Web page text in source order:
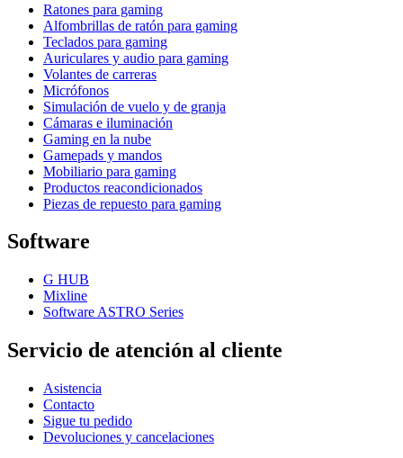
Ratones para gaming
Alfombrillas de ratón para gaming
Teclados para gaming
Auriculares y audio para gaming
Volantes de carreras
Micrófonos
Simulación de vuelo y de granja
Cámaras e iluminación
Gaming en la nube
Gamepads y mandos
Mobiliario para gaming
Productos reacondicionados
Piezas de repuesto para gaming
Software
G HUB
Mixline
Software ASTRO Series
Servicio de atención al cliente
Asistencia
Contacto
Sigue tu pedido
Devoluciones y cancelaciones